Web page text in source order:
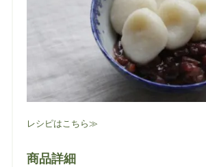
レシピはこちら≫
商品詳細